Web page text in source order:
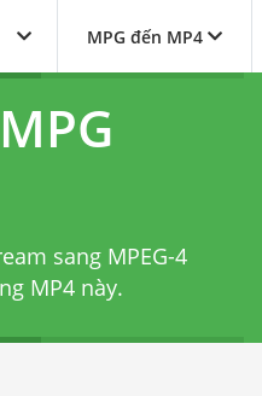
MPG đến MP4
sang MPEG-4
MP4này.